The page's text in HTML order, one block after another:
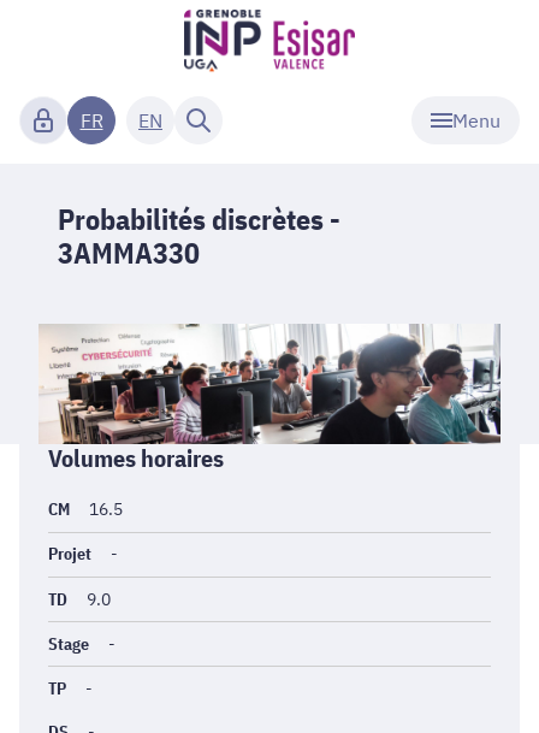
Menu
FR EN
Probabilités discrètes -
3AMMA330
Informations
générales
Volumes horaires
CM 16.5
Projet -
TD 9.0
Stage -
TP -